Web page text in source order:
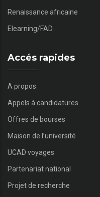
Renaissance africaine
Elearning/FAD
Accés rapides
A propos
Appels à candidatures
Offres de bourses
Maison de l’université
UCAD voyages
Partenariat national
Projet de recherche